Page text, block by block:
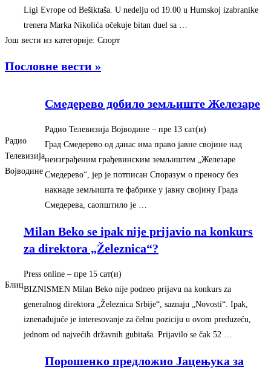
Ligi Evrope od Bešiktaša. U nedelju od 19.00 u Humskoj izabranike
trenera Marka Nikolića očekuje bitan duel sa …
Још вести из категорије: Спорт
Пословне вести »
Радио
Телевизија
Војводине
Смедерево добило земљиште Железаре
Радио Телевизија Војводине – ‎пре 13 сат(и)‎
Град Смедерево од данас има право јавне својине над
неизграђеним грађевинским земљиштем „Железаре
Смедерево“, јер је потписан Споразум о преносу без
накнаде земљишта те фабрике у јавну својину Града
Смедерева, саопштило је …
Блиц
Milan Beko se ipak nije prijavio na konkurs
za direktora „Železnica“?
Press online – ‎пре 15 сат(и)‎
BIZNISMEN Milan Beko nije podneo prijavu na konkurs za
generalnog direktora „Železnica Srbije“, saznaju „Novosti“. Ipak,
iznenađujuće je interesovanje za čelnu poziciju u ovom preduzeću,
jednom od najvećih državnih gubitaša. Prijavilo se čak 52 …
Порошенко предложио Јацењука за